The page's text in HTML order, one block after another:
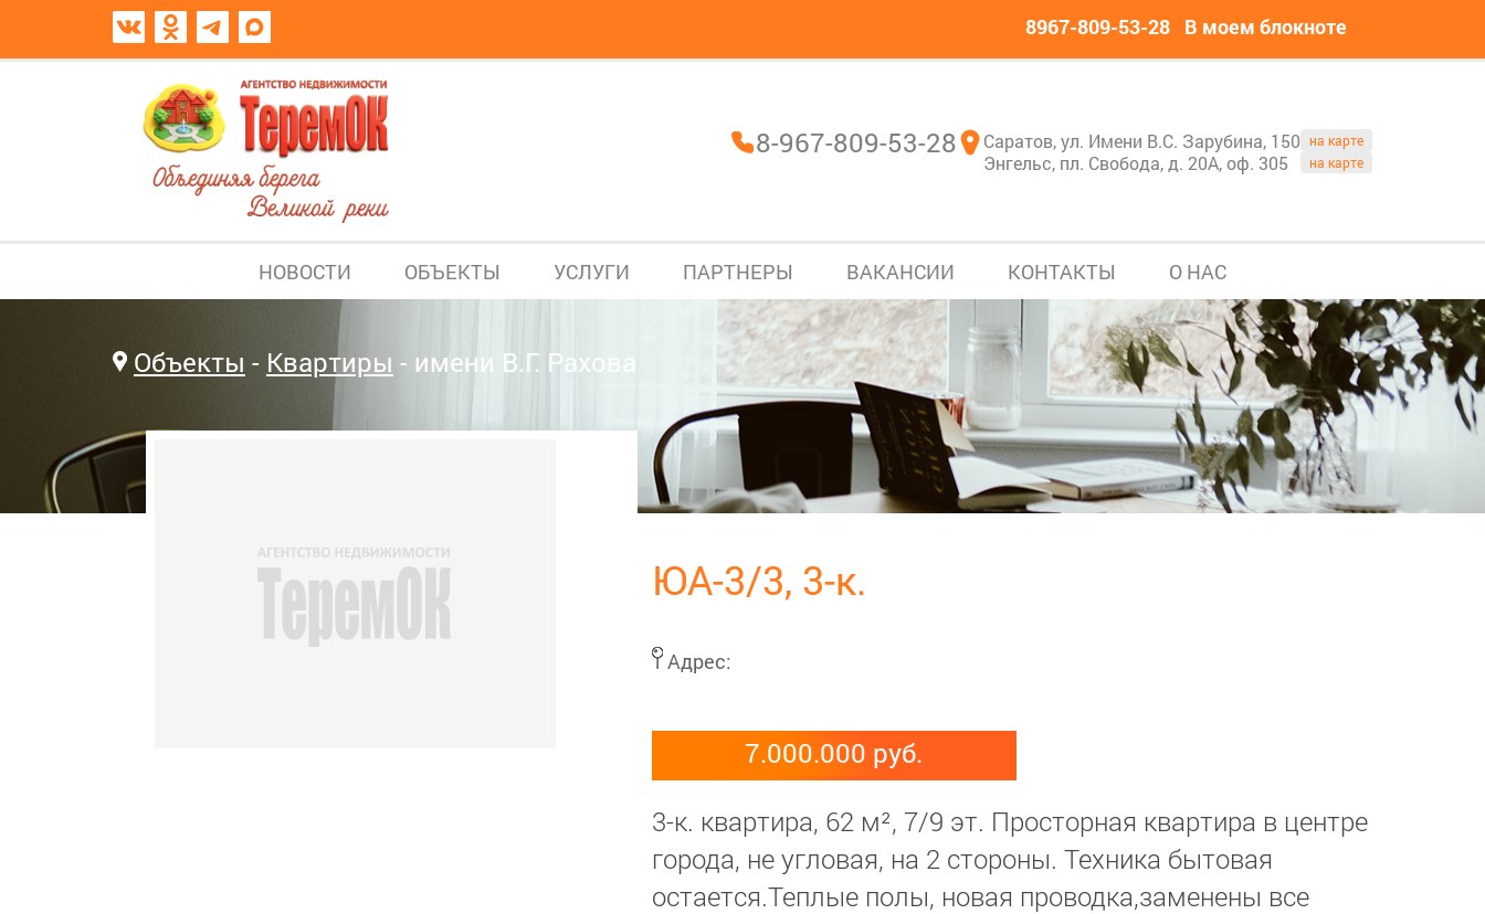
8967-809-53-28 В моем блокноте
8-967-809-53-28 Саратов, ул. Имени В.С. Зарубина, 150 на карте
Энгельс, пл. Свобода, д. 20А, оф. 305 на карте
НОВОСТИ ОБЪЕКТЫ УСЛУГИ ПАРТНЕРЫ ВАКАНСИИ КОНТАКТЫ О НАС
Объекты Квартиры имени В.Г. Рахова
ЮА-3/3, 3-к.
Адрес:
7.000.000 руб.
3-к. квартира, 62 м², 7/9 эт. Просторная квартира в центре
города, не угловая, на 2 стороны. Техника бытовая
остается.Теплые полы, новая проводка,заменены все